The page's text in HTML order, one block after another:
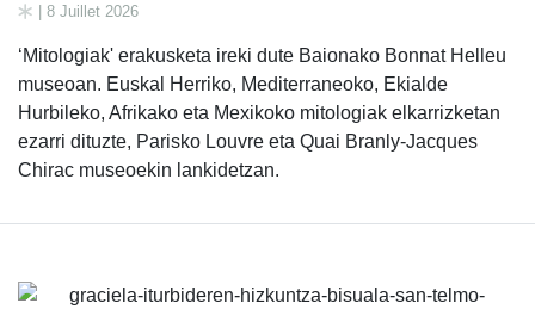
| 8 Juillet 2026
‘Mitologiak' erakusketa ireki dute Baionako Bonnat Helleu
museoan. Euskal Herriko, Mediterraneoko, Ekialde
Hurbileko, Afrikako eta Mexikoko mitologiak elkarrizketan
ezarri dituzte, Parisko Louvre eta Quai Branly-Jacques
Chirac museoekin lankidetzan.